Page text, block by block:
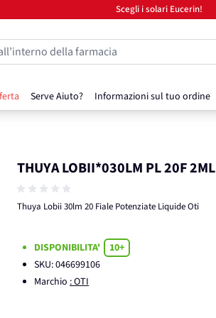
Scegli i solari Eucerin!
Serve Aiuto? Informazioni sul tuo ordine
della farmacia
THUYA LOBII*030LM PL 20F 2ML
Thuya Lobii 30lm 20 Fiale Potenziate Liquide Oti
DISPONIBILITA'
10+
SKU:046699106
Marchio : OTI